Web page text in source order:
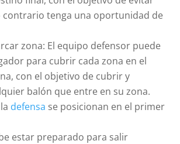
contrario tenga una oportunidad de
zona: El equipo defensor puede
para cubrir cada zona en el
con el objetivo de cubrir y
balón que entre en su zona.
defensa se posicionan en el primer
estar preparado para salir